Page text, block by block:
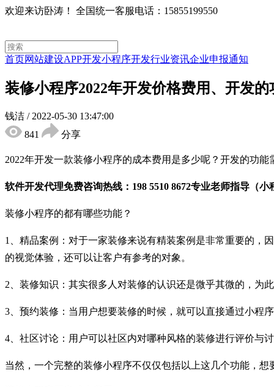
欢迎来访卧涛！ 全国统一客服电话：15855199550
首页网站建设APP开发小程序开发行业资讯企业申报通知
装修小程序2022年开发价格费用、开发
钱洁 / 2022-05-30 13:47:00
841
分享
2022年开发一款装修小程序的成本费用是多少呢？开发的功
软件开发代理免费咨询热线：198 5510 8672专业老师指导（
装修小程序的都有哪些功能？
1、精品案例：对于一家装修来说有精装案例是非常重要的，
的视觉体验，还可以让客户有参考的对象。
2、装修知识：其实很多人对装修的认识还是微乎其微的，为
3、预约装修：当用户想要装修的时候，就可以直接通过小程
4、社区讨论：用户可以社区内对哪种风格的装修进行评价与
当然，一个完整的装修小程序不仅仅包括以上这几个功能，